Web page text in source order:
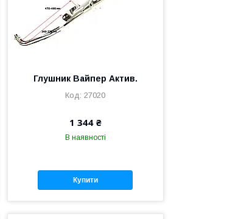
Глушник Вайпер Актив.
27020
1 344 ₴
В наявності
Купити